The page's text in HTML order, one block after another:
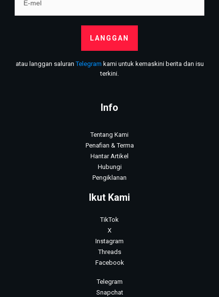
LANGGAN
atau langgan saluranTelegram kami untuk kemaskini berita dan isu
terkini.
Info
Tentang Kami
Penafian & Terma
Hantar Artikel
Hubungi
Pengiklanan
Ikut Kami
TikTok
X
Instagram
Threads
Facebook
Telegram
Snapchat